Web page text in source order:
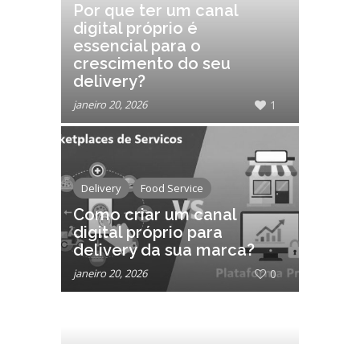
Por que ter um canal
digital próprio é
essencial para o
crescimento do seu
delivery?
janeiro 20, 2026 1
Delivery Food Service
Como criar um canal
digital próprio para
delivery da sua marca?
janeiro 20, 2026 0